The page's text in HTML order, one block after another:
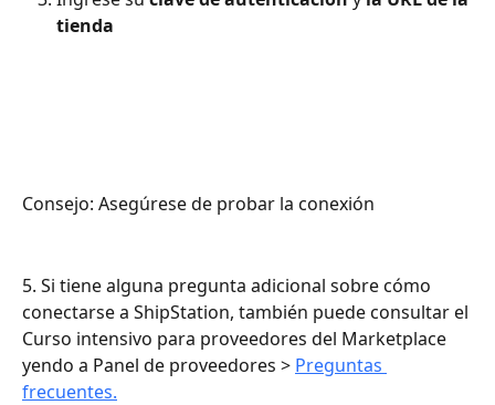
tienda
Consejo: Asegúrese de probar la conexión
5. Si tiene alguna pregunta adicional sobre cómo
conectarse a ShipStation, también puede consultar el
Curso intensivo para proveedores del Marketplace
yendo a Panel de proveedores > Preguntas
frecuentes.